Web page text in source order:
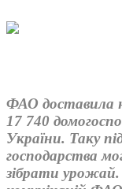
ФАО доставила
17 740
України. Таку
господарства
зібрати урожай.